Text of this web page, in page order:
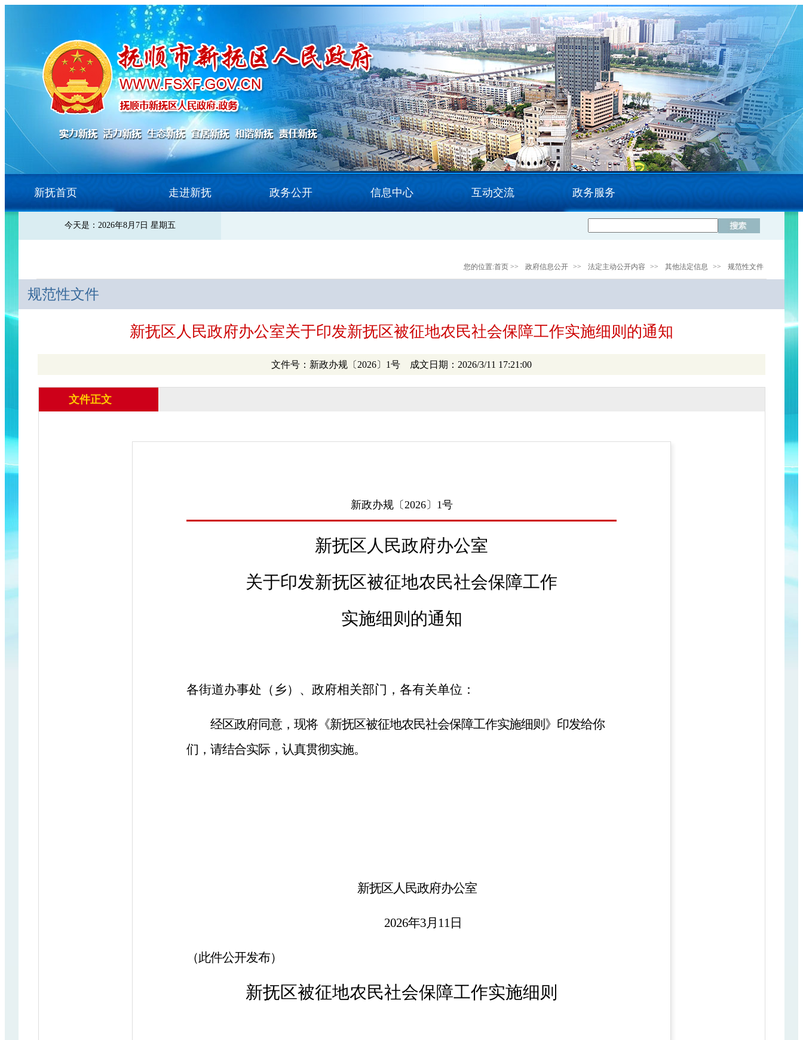
新抚首页 走进新抚 政务公开 信息中心 互动交流 政务服务
今天是：2026年8月7日 星期五
您的位置:首页 >> 政府信息公开 >> 法定主动公开内容 >> 其他法定信息 >> 规范性文件
规范性文件
新抚区人民政府办公室关于印发新抚区被征地农民社会保障工作实施细则的通知
文件号：新政办规〔2026〕1号 成文日期：2026/3/11 17:21:00
文件正文
新政办规〔2026〕1号
新抚区人民政府办公室
关于印发新抚区被征地农民社会保障工作
实施细则的通知
各街道办事处（乡）、政府相关部门，各有关单位：
经区政府同意，现将《新抚区被征地农民社会保障工作实施细则》印发给你
们，请结合实际，认真贯彻实施。
新抚区人民政府办公室
2026年3月 11日
（此件公开发布）
新抚区被征地农民社会保障工作实施细则